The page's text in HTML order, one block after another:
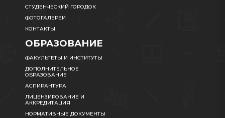
СТУДЕНЧЕСКИЙ ГОРОДОК
ФОТОГАЛЕРЕИ
КОНТАКТЫ
ОБРАЗОВАНИЕ
ФАКУЛЬТЕТЫ И ИНСТИТУТЫ
ДОПОЛНИТЕЛЬНОЕ
ОБРАЗОВАНИЕ
АСПИРАНТУРА
ЛИЦЕНЗИРОВАНИЕ И
АККРЕДИТАЦИЯ
НОРМАТИВНЫЕ ДОКУМЕНТЫ